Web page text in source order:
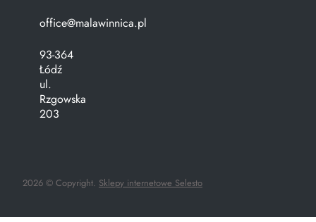
office@malawinnica.pl
93-364
Łódź
ul.
Rzgowska
203
2026 © Copyright. Sklepy internetowe Selesto